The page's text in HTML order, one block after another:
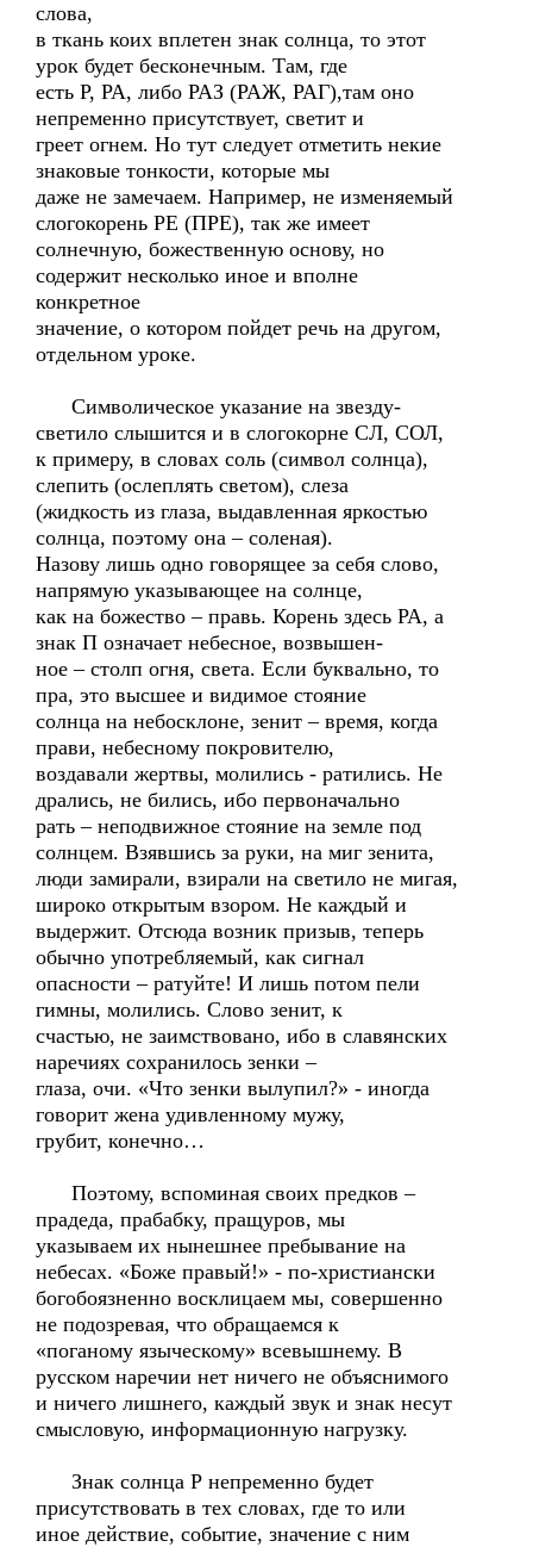
слова,
в ткань коих вплетен знак солнца, то этот
урок будет бесконечным. Там, где
есть Р, РА, либо РАЗ (РАЖ, РАГ),там оно
непременно присутствует, светит и
греет огнем. Но тут следует отметить некие
знаковые тонкости, которые мы
даже не замечаем. Например, не изменяемый
слогокорень РЕ (ПРЕ), так же имеет
солнечную, божественную основу, но
содержит несколько иное и вполне
конкретное
значение, о котором пойдет речь на другом,
отдельном уроке.
Символическое указание на звезду-
светило слышится и в слогокорне СЛ, СОЛ,
к примеру, в словах соль (символ солнца),
слепить (ослеплять светом), слеза
(жидкость из глаза, выдавленная яркостью
солнца, поэтому она – соленая).
Назову лишь одно говорящее за себя слово,
напрямую указывающее на солнце,
как на божество – правь. Корень здесь РА, а
знак П означает небесное, возвышен-
ное – столп огня, света. Если буквально, то
пра, это высшее и видимое стояние
солнца на небосклоне, зенит – время, когда
прави, небесному покровителю,
воздавали жертвы, молились - ратились. Не
дрались, не бились, ибо первоначально
рать – неподвижное стояние на земле под
солнцем. Взявшись за руки, на миг зенита,
люди замирали, взирали на светило не мигая,
широко открытым взором. Не каждый и
выдержит. Отсюда возник призыв, теперь
обычно употребляемый, как сигнал
опасности – ратуйте! И лишь потом пели
гимны, молились. Слово зенит, к
счастью, не заимствовано, ибо в славянских
наречиях сохранилось зенки –
глаза, очи. «Что зенки вылупил?» - иногда
говорит жена удивленному мужу,
грубит, конечно…
Поэтому, вспоминая своих предков –
прадеда, прабабку, пращуров, мы
указываем их нынешнее пребывание на
небесах. «Боже правый!» - по-христиански
богобоязненно восклицаем мы, совершенно
не подозревая, что обращаемся к
«поганому языческому» всевышнему. В
русском наречии нет ничего не объяснимого
и ничего лишнего, каждый звук и знак несут
смысловую, информационную нагрузку.
Знак солнца Р непременно будет
присутствовать в тех словах, где то или
иное действие, событие, значение с ним